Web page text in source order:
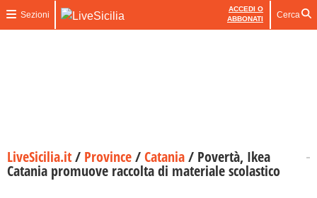
Sezioni
ACCEDI O
ABBONATI
Cerca
LiveSicilia.it/ Province/Catania/ Povertà, Ikea
Catania promuove raccolta di materiale scolastico